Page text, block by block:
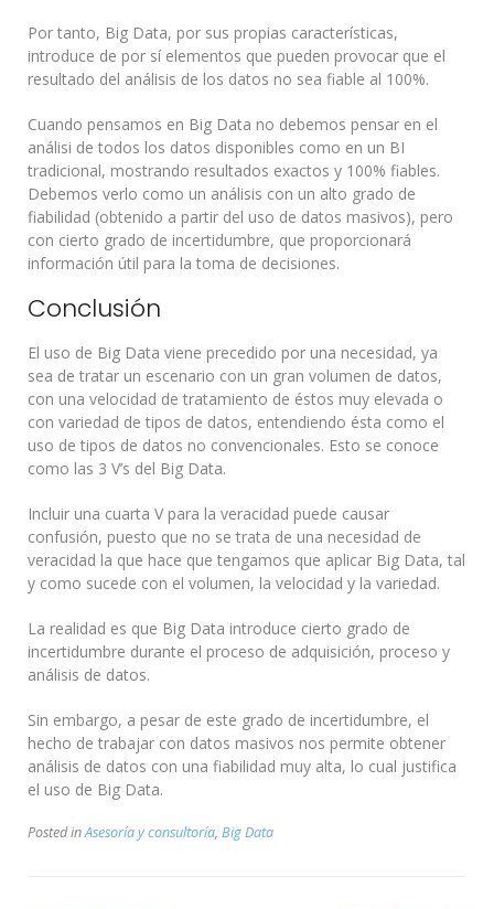
Por tanto, Big Data, por sus propias características,
introduce de por sí elementos que pueden provocar que el
resultado del análisis de los datos no sea fiable al 100%.
Cuando pensamos en Big Data no debemos pensar en el
análisi de todos los datos disponibles como en un BI
tradicional, mostrando resultados exactos y 100% fiables.
Debemos verlo como un análisis con un alto grado de
fiabilidad (obtenido a partir del uso de datos masivos), pero
con cierto grado de incertidumbre, que proporcionará
información útil para la toma de decisiones.
Conclusión
El uso de Big Data viene precedido por una necesidad, ya
sea de tratar un escenario con un gran volumen de datos,
con una velocidad de tratamiento de éstos muy elevada o
con variedad de tipos de datos, entendiendo ésta como el
uso de tipos de datos no convencionales. Esto se conoce
como las 3 V’s del Big Data.
Incluir una cuarta V para la veracidad puede causar
confusión, puesto que no se trata de una necesidad de
veracidad la que hace que tengamos que aplicar Big Data, tal
y como sucede con el volumen, la velocidad y la variedad.
La realidad es que Big Data introduce cierto grado de
incertidumbre durante el proceso de adquisición, proceso y
análisis de datos.
Sin embargo, a pesar de este grado de incertidumbre, el
hecho de trabajar con datos masivos nos permite obtener
análisis de datos con una fiabilidad muy alta, lo cual justifica
el uso de Big Data.
Posted inAsesoría y consultoría, Big Data